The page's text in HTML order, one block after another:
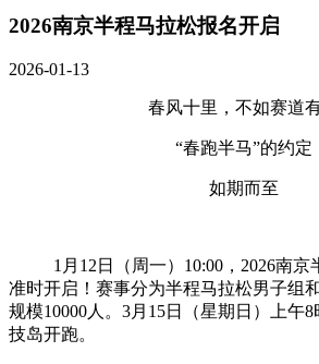
2026南京半程马拉松报名开启
2026-01-13
春风十里，不如赛道
“春跑半马”的约定
如期而至
1月12日（周一）10:00，2026南
准时开启！赛事分为半程马拉松男子组
规模10000人。3月15日（星期日）上午
技岛开跑。